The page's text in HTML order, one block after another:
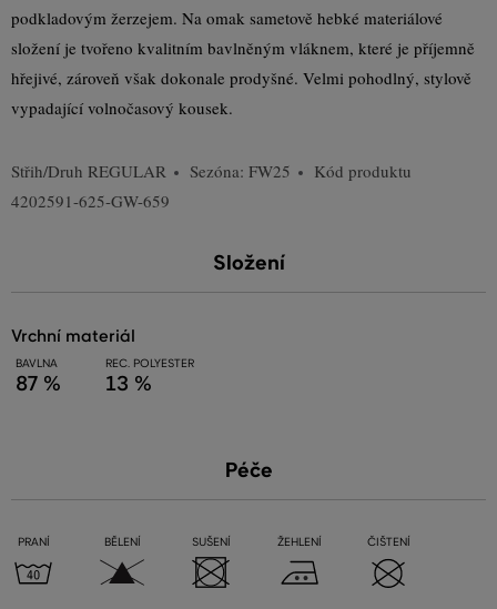
podkladovým žerzejem. Na omak sametově hebké materiálové
složení je tvořeno kvalitním bavlněným vláknem, které je příjemně
hřejivé, zároveň však dokonale prodyšné. Velmi pohodlný, stylově
vypadající volnočasový kousek.
Střih/Druh REGULAR Sezóna: FW25
Kód produktu
4202591-625-GW-659
Složení
vrchní materiál
BAVLNA
87 %
REC. POLYESTER
13 %
Péče
PRANÍ BĚLENÍ SUŠENÍ ŽEHLENÍ ČIŠTENÍ